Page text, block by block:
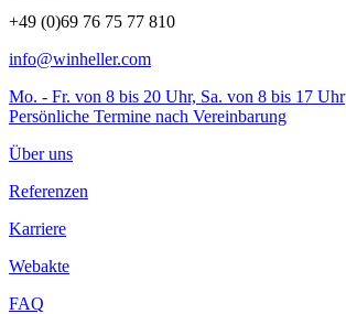
+49 (0)69 76 75 77 810
info@winheller.com
Mo. - Fr. von 8 bis 20 Uhr, Sa. von 8 bis 17 Uhr
Persönliche Termine nach Vereinbarung
Über uns
Referenzen
Karriere
Webakte
FAQ